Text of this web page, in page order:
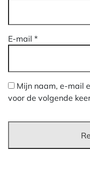
E-mail *
Mijn naam, e-mail
voor de volgende